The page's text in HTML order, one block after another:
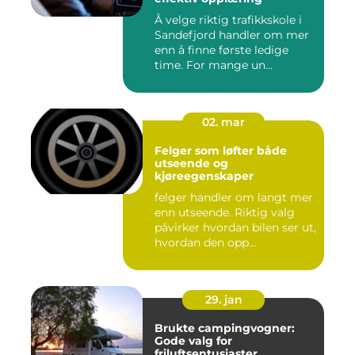
Å velge riktig trafikkskole i
Sandefjord handler om mer
enn å finne første ledige
time. For mange un...
02. mar
Felger som løfter både
utseende og
kjøreegenskaper
felger handler om langt mer
enn utseende. Riktig valg
påvirker hvordan bilen ser ut,
hvordan den opp...
29. jan
Brukte campingvogner:
Gode valg for